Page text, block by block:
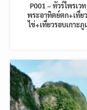
P001 – ทัวร์ไพรเว
พระอาทิตย์ตก+เที่ย
ไข่+เที่ยวรอบเกาะ